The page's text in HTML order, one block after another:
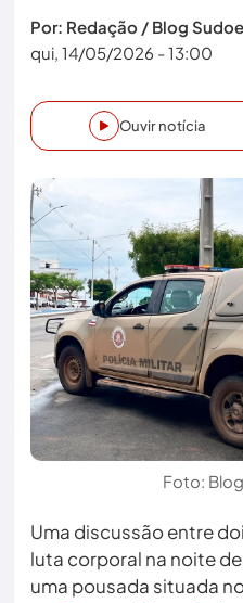
Por: Redação / Blog
qui, 14/05/2026 - 13:00
Ouvir notícia
Foto:
Uma discussão entre
luta corporal na noite
uma pousada situada